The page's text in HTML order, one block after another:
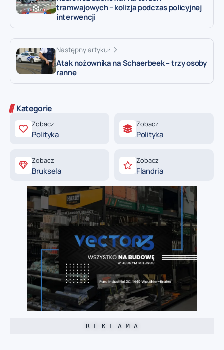
tramwajowych – kolizja podczas policyjnej
interwencji
Następny artykuł
Atak nożownika na Schaerbeek – trzy osoby
ranne
Kategorie
Zobacz
Polityka
Zobacz
Polityka
Zobacz
Bruksela
Zobacz
Flandria
R E K L A M A